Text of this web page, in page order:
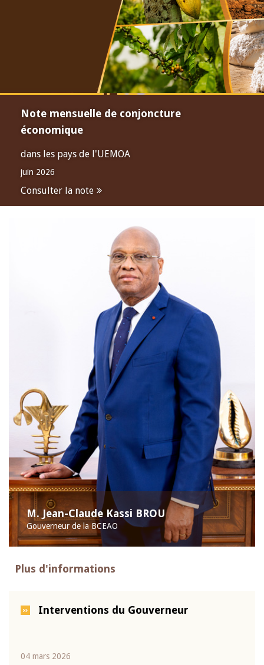
Note mensuelle de conjoncture
économique
dans les pays de l'UEMOA
juin 2026
Consulter la note
M. Jean-Claude Kassi BROU
Gouverneur de la BCEAO
Plus d'informations
Interventions du Gouverneur
04 mars 2026